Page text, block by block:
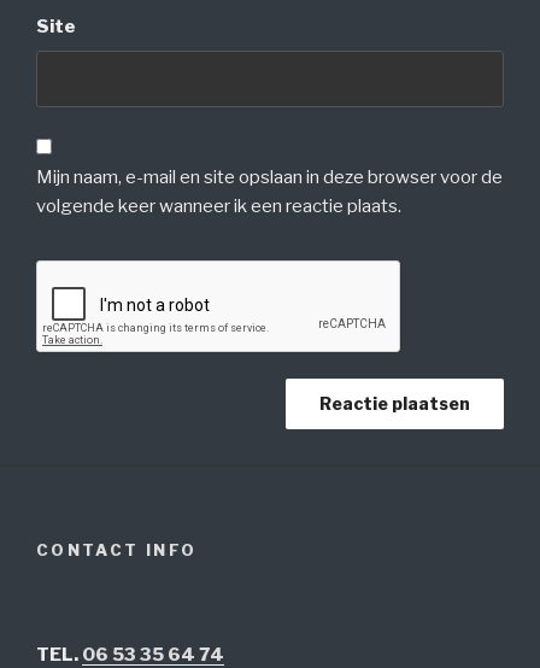
Site
Mijn naam, e-mail en site opslaan in deze browser voor de
volgende keer wanneer ik een reactie plaats.
CONTACT INFO
TEL. 06 53 35 64 74